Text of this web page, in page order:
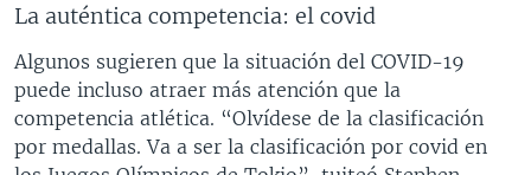
La auténtica competencia: el covid
Algunos sugieren que la situación del COVID-19
puede incluso atraer más atención que la
competencia atlética. “Olvídese de la clasificación
por medallas. Va a ser la clasificación por covid en